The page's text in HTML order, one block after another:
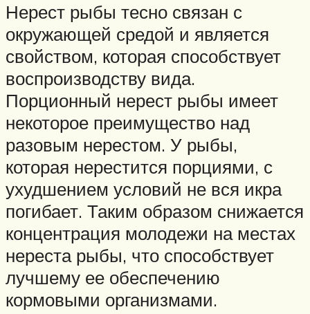
Нерест рыбы тесно связан с
окружающей средой и является
свойством, которая способствует
воспроизводству вида.
Порционный нерест рыбы имеет
некоторое преимущество над
разовым нерестом. У рыбы,
которая нерестится порциями, с
ухудшением условий не вся икра
погибает. Таким образом снижается
концентрация молодежи на местах
нереста рыбы, что способствует
лучшему ее обеспечению
кормовыми организмами.